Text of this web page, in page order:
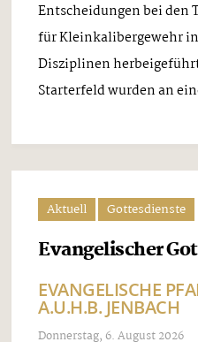
Entscheidungen bei den
für Kleinkalibergewehr
Disziplinen
Starterfeld wurden an
Aktuell Gottesdienste
Evangelischer
EVANGELISCHE
A.U.H.B. JENBACH
Donnerstag, 6. August 2026